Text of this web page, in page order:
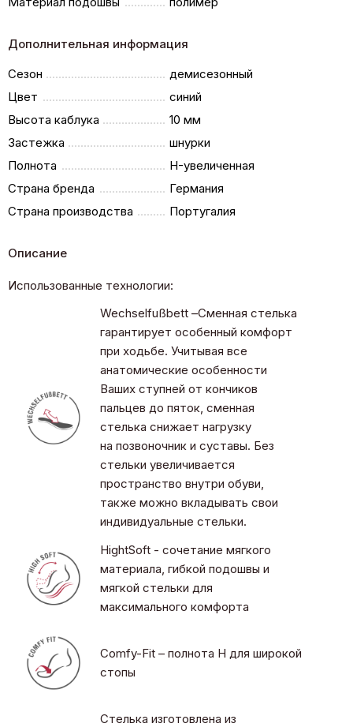
Дополнительная информация
Сезон
демисезонный
Цвет
синий
Высота каблука
10 мм
Застежка
шнурки
Полнота
H-увеличенная
Страна бренда
Германия
Страна производства
Португалия
Описание
Использованные технологии:
Wechselfußbett –Сменная стелька
гарантирует особенный комфорт
при ходьбе. Учитывая все
анатомические особенности
Ваших ступней от кончиков
пальцев до пяток, сменная
стелька снижает нагрузку
на позвоночник и суставы. Без
стельки увеличивается
пространство внутри обуви,
также можно вкладывать свои
индивидуальные стельки.
HightSoft - сочетание мягкого
материала, гибкой подошвы и
мягкой стельки для
максимального комфорта
Comfy-Fit – полнота H для широкой
стопы
Стелька изготовлена из